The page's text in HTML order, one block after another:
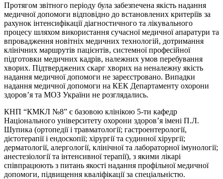
Протягом звітного періоду була забезпечена якість надання
медичної допомоги відповідно до встановлених критеріїв за
рахунок інтенсифікації діагностичного та лікувального
процесу шляхом використання сучасної медичної апаратури та
впровадження новітніх медичних технологій, дотримання
клінічних маршрутів пацієнтів, системної професійної
підготовки медичних кадрів, належних умов перебування
хворих. Підтверджених скарг хворих на неналежну якість
надання медичної допомоги не зареєстровано. Випадки
надання медичної допомоги на КЕК Департаменту охорони
здоров’я та МОЗ України не розглядались.
КНП “КМКЛ №8” є базовою клінікою 5-ти кафедр
Національного університету охорони здоров’я імені П.Л.
Шупика (ортопедії і травматології; гастроентерології,
дієтотерапії і ендоскопії; хірургії та судинної хірургії;
дерматології, алергології, клінічної та лабораторної імунології;
анестезіології та інтенсивної терапії), з якими лікарі
співпрацюють з питань якості надання профільної медичної
допомоги, підвищення кваліфікації за спеціальністю.